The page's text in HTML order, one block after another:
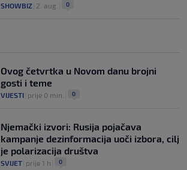
SHOWBIZ 2. aug. 0
Ovog četvrtka u Novom danu brojni
gosti i teme
VIJESTI prije 0 min. 0
Njemački izvori: Rusija pojačava
kampanje dezinformacija uoči izbora, cilj
je polarizacija društva
SVIJET prije 1 h 0